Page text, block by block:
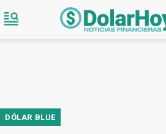
DÓLAR BLUE